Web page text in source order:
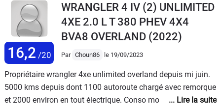
16,2 /20
WRANGLER 4 IV (2) UNLIMITED
4XE 2.0 L T 380 PHEV 4X4
BVA8 OVERLAND (2022)
Par Choun86 le 19/09/2023
Propriétaire wrangler 4xe unlimited overland depuis mi juin.
5000 kms depuis dont 1100 autoroute chargé avec remorque
et 2000 environ en tout électrique. Conso moyenne 6.6l,